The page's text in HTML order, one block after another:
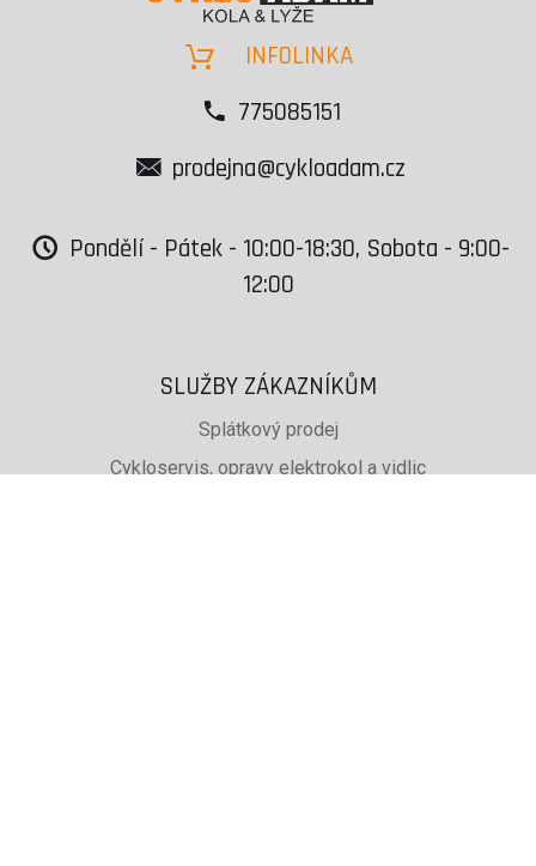
INFOLINKA
775085151
prodejna@cykloadam.cz
Pondělí - Pátek - 10:00-18:30, Sobota - 9:00-
12:00
SLUŽBY ZÁKAZNÍKŮM
Splátkový prodej
Cykloservis, opravy elektrokol a vidlic